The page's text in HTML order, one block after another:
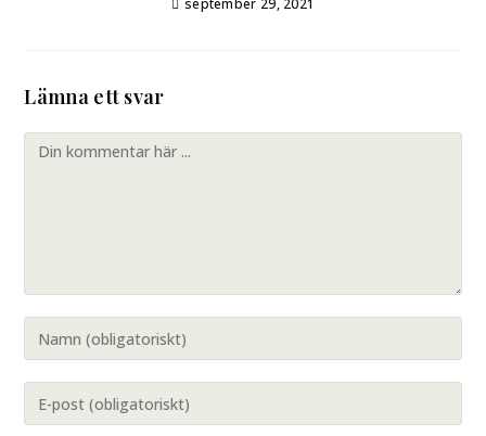
september 29, 2021
Lämna ett svar